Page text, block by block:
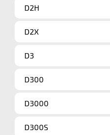
D2H
D2X
D3
D300
D3000
D300S